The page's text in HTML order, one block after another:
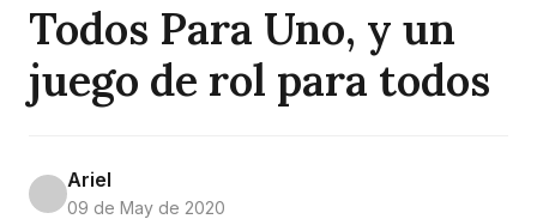
Todos Para Uno, y un
juego de rol para todos
Ariel
09 de May de 2020